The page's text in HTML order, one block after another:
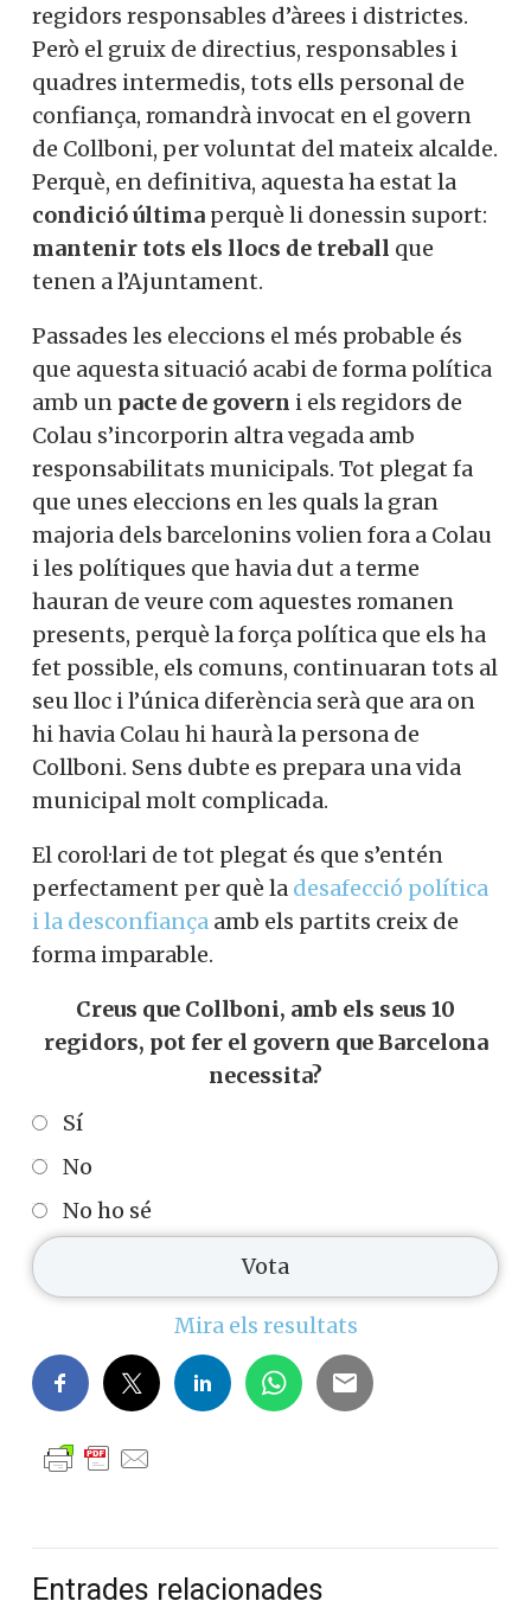
regidors responsables d’àrees i districtes.
Però el gruix de directius, responsables i
quadres intermedis, tots ells personal de
confiança, romandrà invocat en el govern
de Collboni, per voluntat del mateix alcalde.
Perquè, en definitiva, aquesta ha estat la
condició última perquè li donessin suport:
mantenir tots els llocs de treball que
tenen a l’Ajuntament.
Passades les eleccions el més probable és
que aquesta situació acabi de forma política
amb un pacte de govern i els regidors de
Colau s’incorporin altra vegada amb
responsabilitats municipals. Tot plegat fa
que unes eleccions en les quals la gran
majoria dels barcelonins volien fora a Colau
i les polítiques que havia dut a terme
hauran de veure com aquestes romanen
presents, perquè la força política que els ha
fet possible, els comuns, continuaran tots al
seu lloc i l’única diferència serà que ara on
hi havia Colau hi haurà la persona de
Collboni. Sens dubte es prepara una vida
municipal molt complicada.
El corol·lari de tot plegat és que s’entén
perfectament per què la desafecció política
i la desconfiança amb els partits creix de
forma imparable.
Creus que Collboni, amb els seus 10
regidors, pot fer el govern que Barcelona
necessita?
Sí
No
No ho sé
Mira els resultats
Entrades relacionades